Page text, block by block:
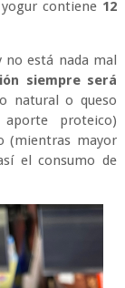
contiene 12
está nada mal
siempre será
natural o queso
proteico)
(mientras mayor
el consumo de